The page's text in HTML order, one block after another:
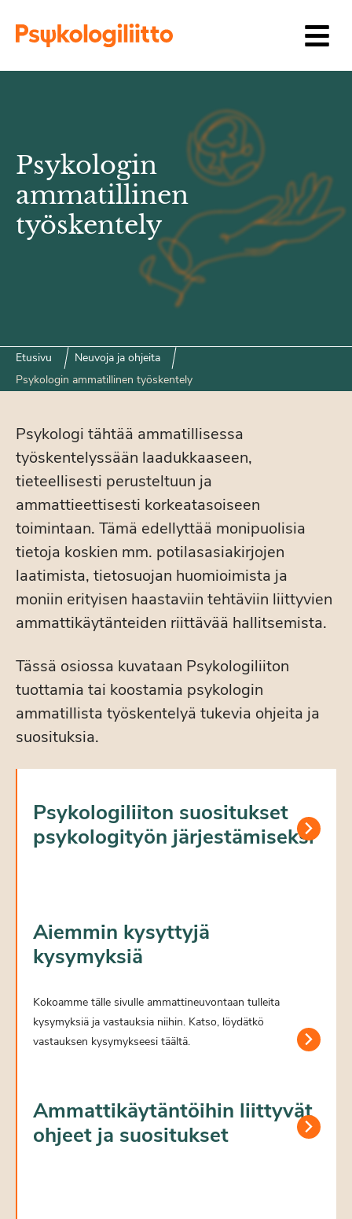
Psykologin
ammatillinen
työskentely
Etusivu
Neuvoja ja ohjeita
Psykologin ammatillinen työskentely
Psykologi tähtää ammatillisessa
työskentelyssään laadukkaaseen,
tieteellisesti perusteltuun ja
ammattieettisesti korkeatasoiseen
toimintaan. Tämä edellyttää monipuolisia
tietoja koskien mm. potilasasiakirjojen
laatimista, tietosuojan huomioimista ja
moniin erityisen haastaviin tehtäviin liittyvien
ammattikäytänteiden riittävää hallitsemista.
Tässä osiossa kuvataan Psykologiliiton
tuottamia tai koostamia psykologin
ammatillista työskentelyä tukevia ohjeita ja
suosituksia.
Psykologiliiton suositukset
psykologityön järjestämiseksi
Aiemmin kysyttyjä
kysymyksiä
Kokoamme tälle sivulle ammattineuvontaan tulleita
kysymyksiä ja vastauksia niihin. Katso, löydätkö
vastauksen kysymykseesi täältä.
Ammattikäytäntöihin liittyvät
ohjeet ja suositukset